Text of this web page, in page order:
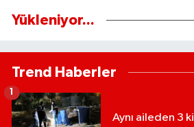
Yükleniyor...
Trend Haberler
Aynı aileden 3